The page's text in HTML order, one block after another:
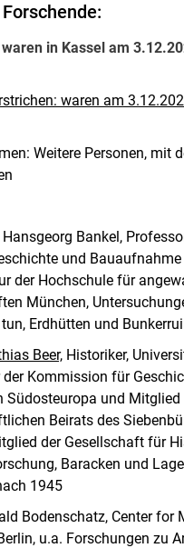
in Kassel am
waren am
Weitere Personen, mit
Hansgeorg Bankel,
und
der Hochschule für
München,
Erdhütten und
Beer, Historiker,
Kommission für
Südosteuropa und Mitglied
Beirats des
der Gesellschaft für
Baracken und
1945
Bodenschatz, Center for
u.a. Forschungen zu